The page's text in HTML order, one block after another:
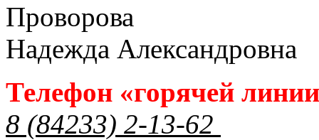
Проворова
Надежда Александровна
Телефон «горячей
8 (84233) 2-13-62